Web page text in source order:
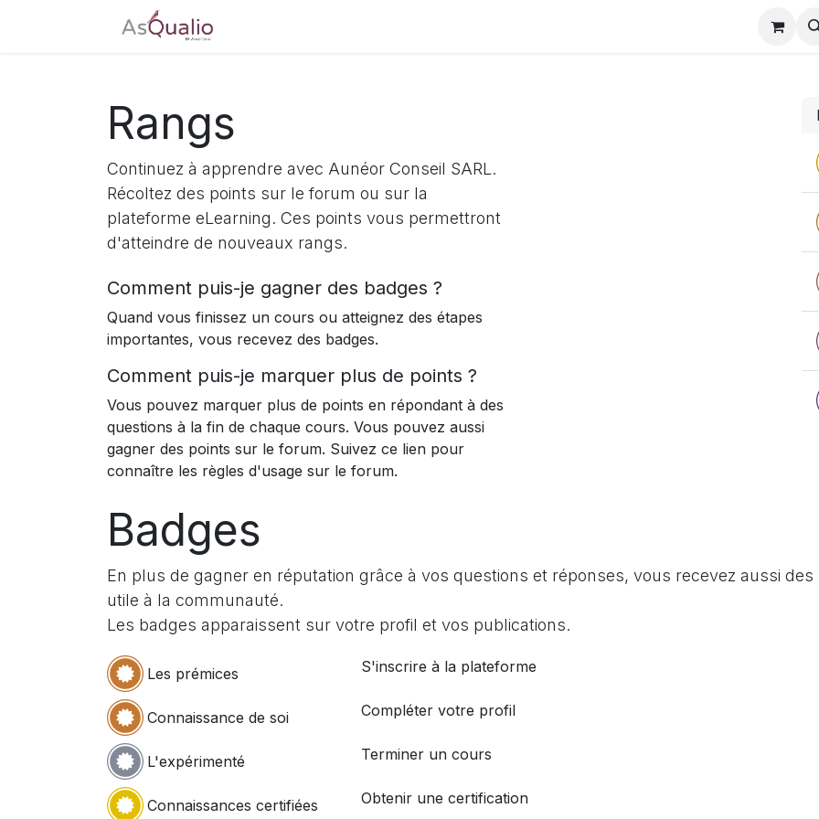
Rangs
Continuez à apprendre avec Aunéor Conseil SARL.
Récoltez des points sur le forum ou sur la
plateforme eLearning. Ces points vous permettront
d'atteindre de nouveaux rangs.
Comment puis-je gagner des badges ?
Quand vous finissez un cours ou atteignez des étapes
importantes, vous recevez des badges.
Comment puis-je marquer plus de points ?
Vous pouvez marquer plus de points en répondant à des
questions à la fin de chaque cours. Vous pouvez aussi
gagner des points sur le forum. Suivez ce lien pour
connaître les règles d'usage sur le forum.
Badges
En plus de gagner en réputation grâce à vos questions et réponses, vous recevez aussi
utile à la communauté.
Les badges apparaissent sur votre profil et vos publications.
Les prémices S'inscrire à la plateforme
Connaissance de soi Compléter votre profil
L'expérimenté Terminer un cours
Connaissances certifiées Obtenir une certification